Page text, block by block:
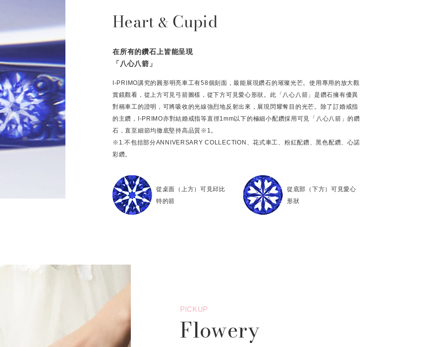
Heart & Cupid
在所有的鑽石上皆能呈現
「八心八箭」
I-PRIMO講究的圓形明亮車工有58個刻面，最能展現鑽石的璀璨光芒。使用專用的放大觀
賞鏡觀看，從上方可見弓箭圖樣，從下方可見愛心形狀。此「八心八箭」是鑽石擁有優異
對稱車工的證明，可將吸收的光線強烈地反射出來，展現閃耀奪目的光芒。除了訂婚戒指
的主鑽，I-PRIMO亦對結婚戒指等直徑1mm以下的極細小配鑽採用可見「八心八箭」的鑽
石，直至細節均徹底堅持高品質※1。
※1.不包括部分ANNIVERSARY COLLECTION、花式車工、粉紅配鑽、黑色配鑽、心諾
彩鑽。
從桌面（上方）可見邱比
特的箭
從底部（下方）可見愛心
形狀
PICKUP
Flowery